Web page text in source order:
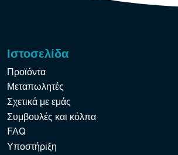
Ιστοσελίδα
Προϊόντα
Μεταπωλητές
Σχετικά με εμάς
Συμβουλές και κόλπα
FAQ
Υποστήριξη